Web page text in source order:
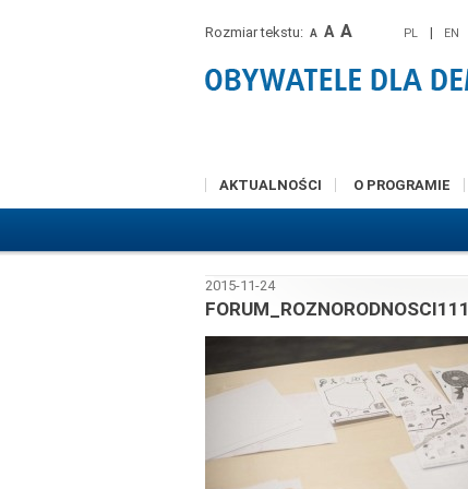
Rozmiar tekstu: A A A PL | EN
AKTUALNOŚCI O PROGRAMIE
2015-11-24
FORUM_ROZNORODNOSCI111